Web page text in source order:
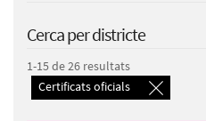
Cerca per districte
1-15 de 26 resultats
Certificats oficials